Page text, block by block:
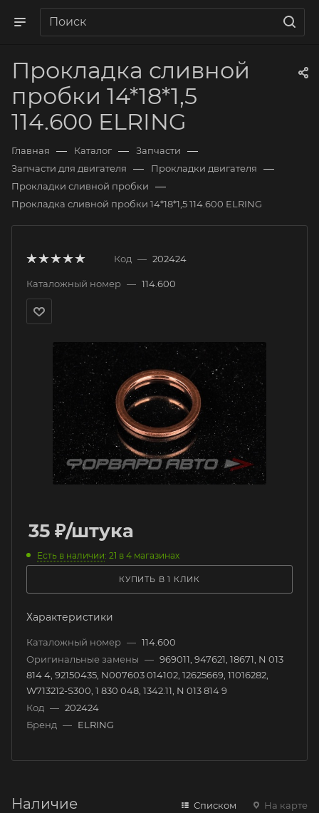
Прокладка сливной
пробки 14*18*1,5
114.600 ELRING
Главная — Каталог — Запчасти —
Запчасти для двигателя — Прокладки двигателя —
Прокладки сливной пробки —
Прокладка сливной пробки 14*18*1,5 114.600 ELRING
Код — 202424
Каталожный номер — 114.600
35 ₽/штука
Есть в наличии: 21 в 4 магазинах
КУПИТЬ В 1 КЛИК
Характеристики
Каталожный номер — 114.600
Оригинальные замены — 969011, 947621, 18671, N 013
814 4, 92150435, N007603 014102, 12625669, 11016282,
W713212-S300, 1 830 048, 1342.11, N 013 814 9
Код — 202424
Бренд — ELRING
Наличие Списком На карте